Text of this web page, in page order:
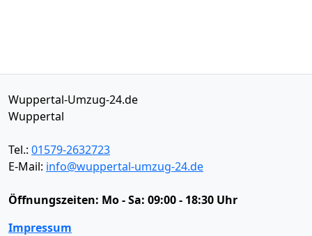
Wuppertal-Umzug-24.de
Wuppertal
Tel.: 01579-2632723
E-Mail: info@wuppertal-umzug-24.de
Öffnungszeiten: Mo - Sa: 09:00 - 18:30 Uhr
Impressum